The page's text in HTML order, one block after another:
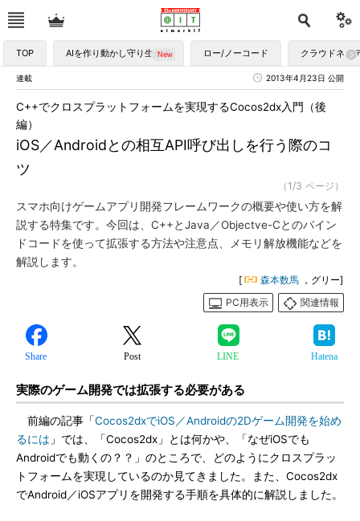
TOP AIを作り動かし守り生かす ロー/ノーコード クラウドネイ
連載 2013年4月23日 公開
iOS／Androidとの相互API呼び出しを行う際のコ
ツ
C++でクロスプラットフォームを実現するCocos2dx入門（後
編）
（1/3 ページ）
スマホ向けゲームアプリ開発フレームワークの概要や使い方を解
説する特集です。今回は、C++とJava／Objectve-Cとのバイン
ドコードを使って拡張する方法や注意点、メモリ解放機能などを
解説します。
[ 森本数馬 ，グリー]
PC用表示
関連情報
Share Post LINE Hatena
実際のゲーム開発では拡張する必要がある
前編の記事「Cocos2dxでiOS／Androidの2Dゲーム開発を始め
るには 」では、「Cocos2dx」とは何かや、「なぜiOSでも
Androidでも動くの？？」のところで、どのようにクロスプラッ
トフォームを実現しているのか見てきました。また、Cocos2dx
でAndroid／iOSアプリを開発する手順を具体的に解説しました。